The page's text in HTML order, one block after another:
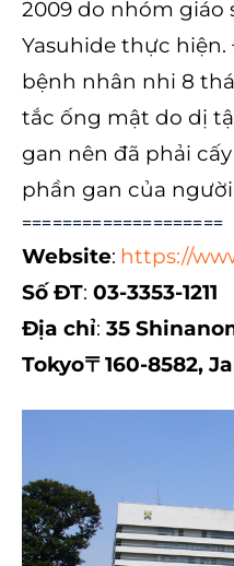
2009 do nhóm giáo
Yasuhide thực
bệnh nhân nhi 8
tắc ống mật do dị
gan nên đã phải
phần gan của
====================
Website: https://
Số ĐT: 03-3353-1211
Địa chỉ: 35
Tokyo〒160-8582,